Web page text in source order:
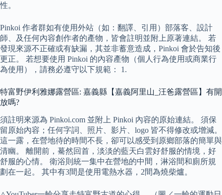
性。
Pinkoi 作者群如有使用外站（如：翻譯、引用）部落客、設計
師、及任何內容創作者的產物，皆會註明並附上原著連結。 若
發現來源不正確或有缺漏，其並非蓄意造成，Pinkoi 會於告知後
更正。 若想要使用 Pinkoi 的內容產物（個人行為使用或商業行
為使用），請務必遵守以下規範： 1.
特富野伊利雅娜露營區: 嘉義縣【嘉義阿里山_汪爸露營區】有開
放嗎?
須註明來源為 Pinkoi.com 並附上 Pinkoi 內容的原始連結。 須保
留原始內容；任何字詞、照片、影片、logo 皆不得修改或增減。
這一露，在營地待的時間不長，卻可以感受到原鄉部落的簡單與
清幽。 離開前，驀然回首，淡淡的藍天白雲好舒服的情境，好
舒服的心情。 衛浴則統一集中在營地的中間，淋浴間和廁所規
劃在一起。 其中有3間是使用電熱水器，2間為燒柴爐。